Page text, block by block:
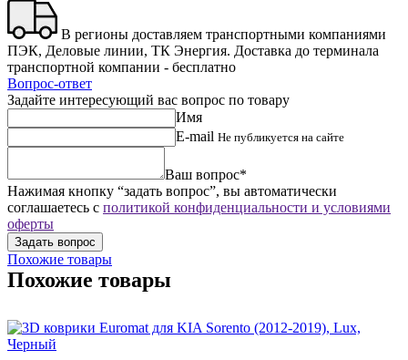
В регионы доставляем транспортными компаниями
ПЭК, Деловые линии, ТК Энергия. Доставка до терминала
транспортной компании - бесплатно
Вопрос-ответ
Задайте интересующий вас вопрос по товару
Имя
E-mail Не публикуется на сайте
Ваш вопрос*
Нажимая кнопку “задать вопрос”, вы автоматически
соглашаетесь с политикой конфиденциальности и условиями
оферты
Похожие товары
Похожие товары